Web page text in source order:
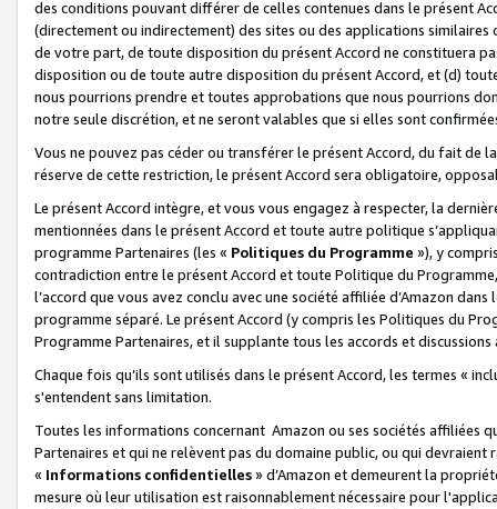
des conditions pouvant différer de celles contenues dans le présent
(directement ou indirectement) des sites ou des applications
de votre part, de toute disposition du présent Accord ne constituera
disposition ou de toute autre disposition du présent Accord, et (d)
nous pourrions prendre et toutes approbations que nous pourrions
notre seule discrétion, et ne seront valables que si elles sont
Vous ne pouvez pas céder ou transférer le présent Accord, du fait de
réserve de cette restriction, le présent Accord sera obligatoire,
Le présent Accord intègre, et vous vous engagez à respecter, la
mentionnées dans le présent Accord et toute autre politique
programme Partenaires (les « Politiques du Programme »), y
contradiction entre le présent Accord et toute Politique du
l’accord que vous avez conclu avec une société affiliée d’Amazon
programme séparé. Le présent Accord (y compris les Politiques du
Programme Partenaires, et il supplante tous les accords et discussions
Chaque fois qu’ils sont utilisés dans le présent Accord, les termes «
s'entendent sans limitation.
Toutes les informations concernant Amazon ou ses sociétés affiliées
Partenaires et qui ne relèvent pas du domaine public, ou qui
« Informations confidentielles» d’Amazon et demeurent la
mesure où leur utilisation est raisonnablement nécessaire pour